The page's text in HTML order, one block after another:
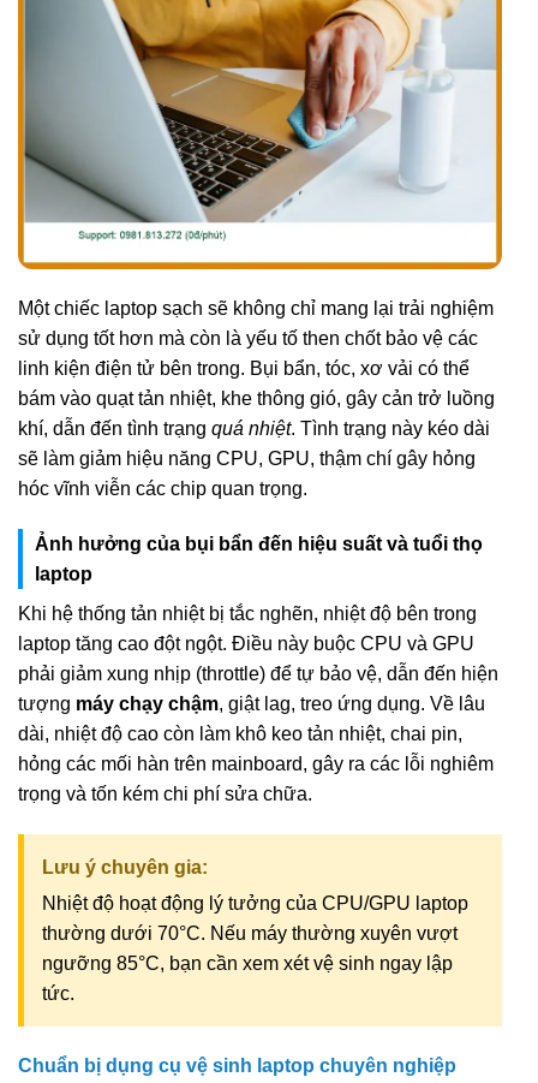
Một chiếc laptop sạch sẽ không chỉ mang lại trải nghiệm
sử dụng tốt hơn mà còn là yếu tố then chốt bảo vệ các
linh kiện điện tử bên trong. Bụi bẩn, tóc, xơ vải có thể
bám vào quạt tản nhiệt, khe thông gió, gây cản trở luồng
khí, dẫn đến tình trạng quá nhiệt. Tình trạng này kéo dài
sẽ làm giảm hiệu năng CPU, GPU, thậm chí gây hỏng
hóc vĩnh viễn các chip quan trọng.
Ảnh hưởng của bụi bẩn đến hiệu suất và tuổi thọ
laptop
Khi hệ thống tản nhiệt bị tắc nghẽn, nhiệt độ bên trong
laptop tăng cao đột ngột. Điều này buộc CPU và GPU
phải giảm xung nhịp (throttle) để tự bảo vệ, dẫn đến hiện
tượng máy chạy chậm, giật lag, treo ứng dụng. Về lâu
dài, nhiệt độ cao còn làm khô keo tản nhiệt, chai pin,
hỏng các mối hàn trên mainboard, gây ra các lỗi nghiêm
trọng và tốn kém chi phí sửa chữa.
Lưu ý chuyên gia:
Nhiệt độ hoạt động lý tưởng của CPU/GPU laptop
thường dưới 70°C. Nếu máy thường xuyên vượt
ngưỡng 85°C, bạn cần xem xét vệ sinh ngay lập
tức.
Chuẩn bị dụng cụ vệ sinh laptop chuyên nghiệp